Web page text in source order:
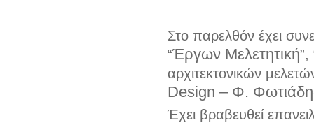
Στο παρελθόν έχει
“Έργων Μελετητική”,
αρχιτεκτονικών
Design – Φ.
Έχει βραβευθεί